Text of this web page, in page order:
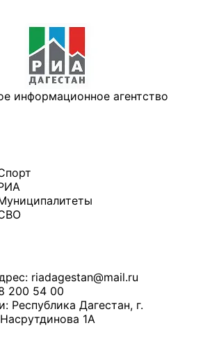
информационное агентство
riadagestan@mail.ru
200 54 00
Республика Дагестан, г.
1А